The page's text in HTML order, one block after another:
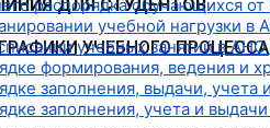
ДЛЯ СТУДЕНТОВ
УЧЕБНОГО ПРОЦЕССА
распорядка обучающихся от
учебной нагрузки
учебных занятий в
формирования, ведения и
заполнения, выдачи, учета
заполнения, учета и